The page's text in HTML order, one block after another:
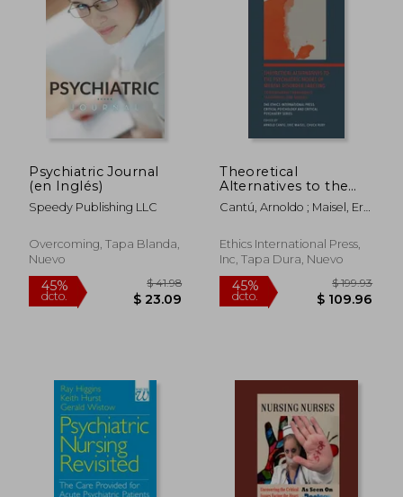
45%
dcto.
45%
dcto.
Psychiatric Journal
(en Inglés)
Speedy Publishing LLC
Overcoming, Tapa Blanda,
Nuevo
Theoretical
Alternatives to the
Psychiatric Model of
Mental Disorder
Contemporary
Frameworks,
Models (en Inglés)
Cantú, Arnoldo ; Maisel, Eric
Ethics International Press,
Inc, Tapa Dura, Nuevo